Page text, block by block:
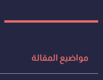
مواضيع المقالة